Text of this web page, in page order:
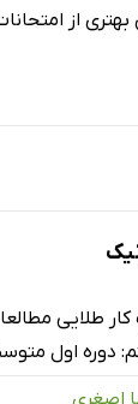
بهتری از
کار طلایی
دوره اول
اصغری